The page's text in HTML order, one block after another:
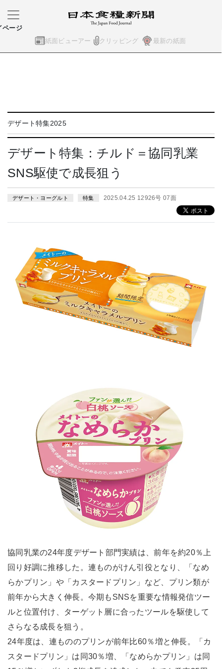
紙面ビューアー クリッピング 最新の紙面
ページ
デザート特集2025
デザート特集：チルド＝協同乳業
SNS駆使で成長狙う
デザート・ヨーグルト 特集 2025.04.25 12926号 07面
協同乳業の24年度デザート部門実績は、前年を約20％上
回り好調に推移した。連ものがけん引役となり、「なめ
らかプリン」や「カスタードプリン」など、プリン類が
前年から大きく伸長。今期もSNSを重要な情報発信ツー
ルと位置付け、ターゲット層に合ったツールを駆使して
さらなる成長を狙う。
24年度は、連もののプリンが前年比60％増と伸長。「カ
スタードプリン」は同30％増、「なめらかプリン」は同